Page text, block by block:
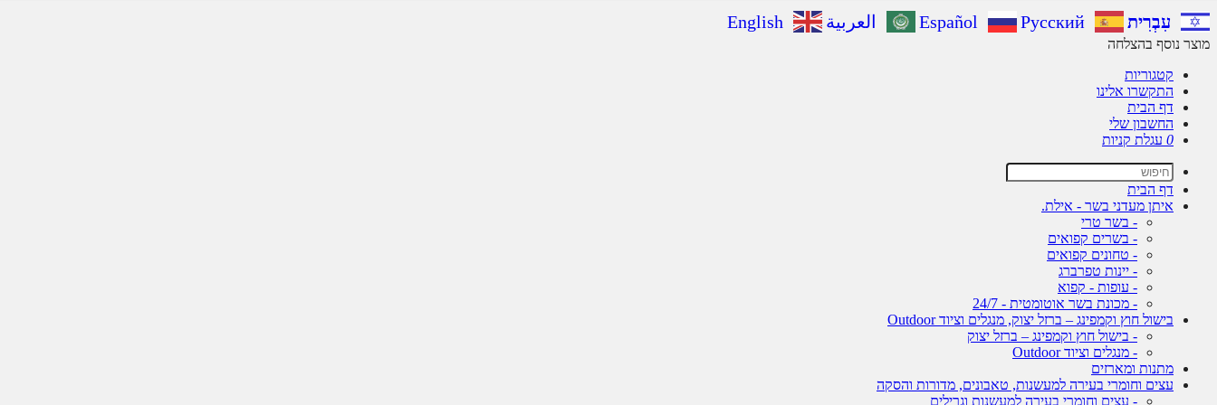
עִבְרִית Español Русский العربية English
מוצר נוסף בהצלחה
קטגוריות
התקשרו אלינו
דף הבית
החשבון שלי
0 עגלת קניות
דף הבית
איתן מעדני בשר - אילת.
- בשר טרי
- בשרים קפואים
- טחונים קפואים
- יינות טפרברג
- עופות - קפוא
- מכונת בשר אוטומטית - 24/7
בישול חוץ וקמפינג – ברזל יצוק, מנגלים וציוד Outdoor
- בישול חוץ וקמפינג – ברזל יצוק
- מנגלים וציוד Outdoor
מתנות ומארזים
עצים וחומרי בעירה למעשנות, טאבונים, מדורות והסקה
- עצים וחומרי בעירה למעשנות וגרילים